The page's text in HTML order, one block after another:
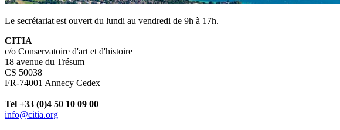
Le secrétariat est ouvert du lundi au vendredi de 9h à 17h.
CITIA
c/o Conservatoire d'art et d'histoire
18 avenue du Trésum
CS 50038
FR-74001 Annecy Cedex
Tel +33 (0)4 50 10 09 00
info@citia.org